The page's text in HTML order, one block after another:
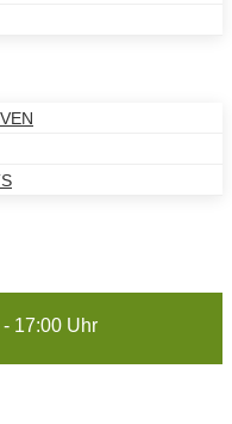
17:00 Uhr